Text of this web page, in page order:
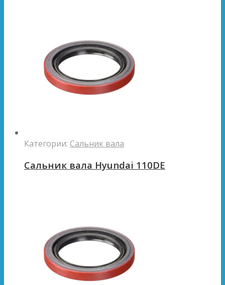
Категории: Сальник вала
Сальник вала Hyundai 110DE